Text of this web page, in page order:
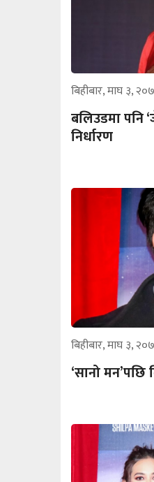
बिहीबार, माघ ३,
बलिउडमा पनि
निर्धारण
बिहीबार, माघ ३,
‘सानो